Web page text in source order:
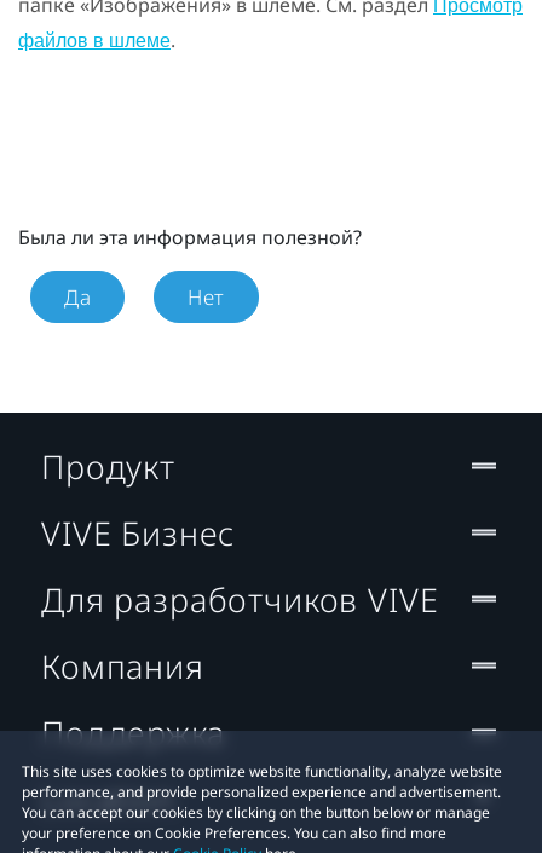
Просмотр
файлов в шлеме.
Была ли эта информация полезной?
Да Нет
This site uses cookies to optimize website functionality, analyze website
performance, and provide personalized experience and advertisement.
You can accept our cookies by clicking on the button below or manage
your preference on Cookie Preferences. You can also find more
Продукт
VIVE Бизнес
Для разработчиков VIVE
Компания
Поддержка
Location